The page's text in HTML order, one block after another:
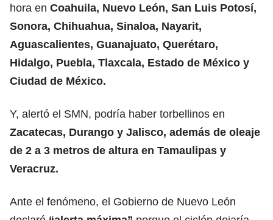
hora en Coahuila, Nuevo León, San Luis Potosí,
Sonora, Chihuahua, Sinaloa, Nayarit,
Aguascalientes, Guanajuato, Querétaro,
Hidalgo, Puebla, Tlaxcala, Estado de México y
Ciudad de México.
Y, alertó el SMN, podría haber torbellinos en
Zacatecas, Durango y Jalisco, además de oleaje
de 2 a 3 metros de altura en Tamaulipas y
Veracruz.
Ante el fenómeno, el Gobierno de Nuevo León